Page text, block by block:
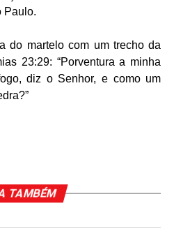
Paulo.
do martelo com um trecho da
23:29: “Porventura a minha
diz o Senhor, e como um
TAMBÉM